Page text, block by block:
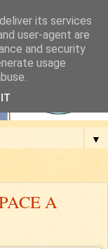
▼
A
its services
user-agent are
and security
usage